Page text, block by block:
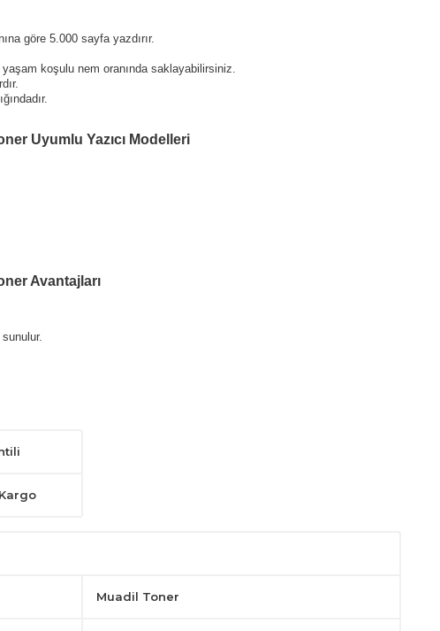
göre 5.000 sayfa yazdırır.
koşulu nem oranında saklayabilirsiniz.
Uyumlu Yazıcı Modelleri
Avantajları
çalkalayın.
Muadil Toner